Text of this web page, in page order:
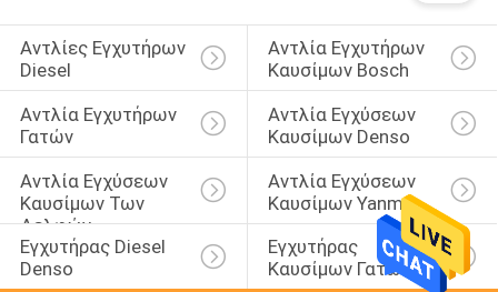
Αντλίες Εγχυτήρων
Diesel
Αντλία Εγχυτήρων
Καυσίμων Bosch
Αντλία Εγχυτήρων
Γατών
Αντλία Εγχύσεων
Καυσίμων Denso
Αντλία Εγχύσεων
Καυσίμων Των
Δελφών
Αντλία Εγχύσεων
Καυσίμων Yanmar
Εγχυτήρας Diesel
Denso
Εγχυτήρας
Καυσίμων Γατών